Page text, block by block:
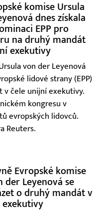
komise Ursula
dnes získala
EPP pro
na druhý mandát
exekutivy
von der Leyenová
lidové strany (EPP)
v čele unijní exekutivy.
kongresu v
evropských lidovců.
Reuters.
Evropské komise
der Leyenová se
o druhý mandát v
exekutivy